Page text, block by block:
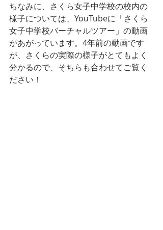
ちなみに、さくら女子中学校の校内の
様子については、YouTubeに「さくら
女子中学校バーチャルツアー」の動画
があがっています。4年前の動画です
が、さくらの実際の様子がとてもよく
分かるので、そちらも合わせてご覧く
ださい！